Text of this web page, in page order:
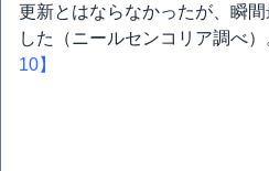
更新とはならなかったが、瞬
した（ニールセンコリア調べ
10】